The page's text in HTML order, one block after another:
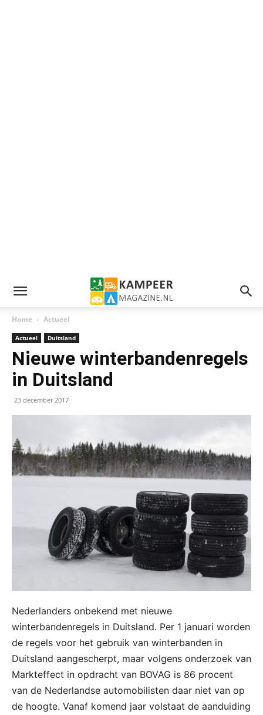
Home Actueel
Actueel Duitsland
Nieuwe winterbandenregels
in Duitsland
23 december 2017
Nederlanders onbekend met nieuwe
winterbandenregels in Duitsland. Per 1 januari worden
de regels voor het gebruik van winterbanden in
Duitsland aangescherpt, maar volgens onderzoek van
Markteffect in opdracht van BOVAG is 86 procent
van de Nederlandse automobilisten daar niet van op
de hoogte. Vanaf komend jaar volstaat de aanduiding